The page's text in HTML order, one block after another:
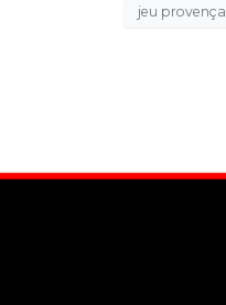
jeu provençal